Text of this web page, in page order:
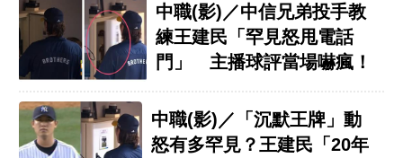
中職(影)／中信兄弟投手教
練王建民「罕見怒甩電話
門」 主播球評當場嚇瘋！
中職(影)／「沉默王牌」動
怒有多罕見？王建民「20年